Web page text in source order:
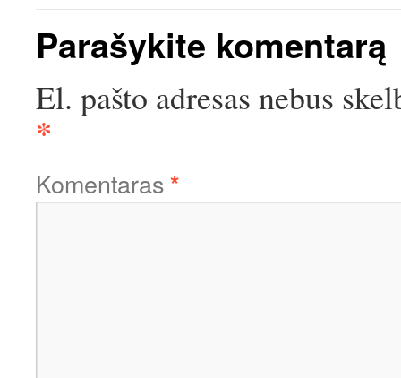
Parašykite komentarą
El. pašto adresas nebus
*
Komentaras*